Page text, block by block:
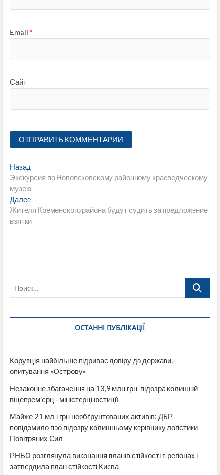
Email *
Сайт
Навигация
по
записям
НазадПредыдущая
запись:
Экскурсия по Новопсковскому районному краеведческому
музею
ДалееСледующая
запись:
Жителя Кременского района будут судить за предложение
взятки
Поиск…
ОСТАННІ ПУБЛІКАЦІЇ
Корупція найбільше підриває довіру до держави,-
опитування «Острову»
Незаконне збагачення на 13,9 млн грн: підозра колишній
віцепрем’єрці- міністерці юстиції
Майже 21 млн грн необґрунтованих активів: ДБР
повідомило про підозру колишньому керівнику логістики
Повітряних Сил
РНБО розглянула виконання планів стійкості в регіонах і
затвердила план стійкості Києва